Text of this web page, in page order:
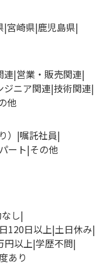
宮崎県 鹿児島県
連 営業・販売関連
ジニア関連 技術関連
他
嘱託社員
ート その他
し
120日以上 土日休み
円以上 学歴不問
あり